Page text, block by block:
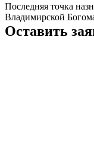
Последняя точка
Владимирской
Оставить